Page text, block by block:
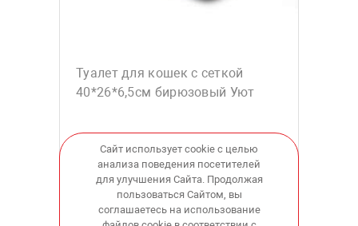
Туалет для кошек с сеткой
40*26*6,5см бирюзовый Уют
Сайт использует cookie с целью
анализа поведения посетителей
для улучшения Сайта. Продолжая
пользоваться Сайтом, вы
соглашаетесь на использование